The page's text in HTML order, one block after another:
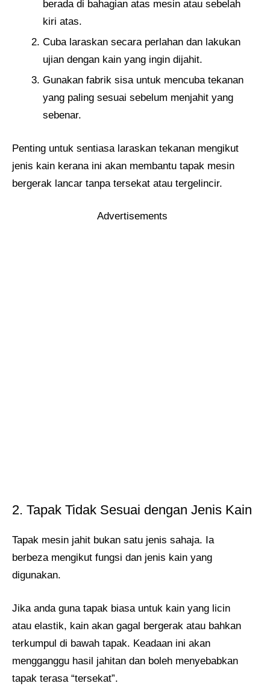
berada di bahagian atas mesin atau sebelah
kiri atas.
Cuba laraskan secara perlahan dan lakukan
ujian dengan kain yang ingin dijahit.
Gunakan fabrik sisa untuk mencuba tekanan
yang paling sesuai sebelum menjahit yang
sebenar.
Penting untuk sentiasa laraskan tekanan mengikut
jenis kain kerana ini akan membantu tapak mesin
bergerak lancar tanpa tersekat atau tergelincir.
Advertisements
2. Tapak Tidak Sesuai dengan Jenis Kain
Tapak mesin jahit bukan satu jenis sahaja. Ia
berbeza mengikut fungsi dan jenis kain yang
digunakan.
Jika anda guna tapak biasa untuk kain yang licin
atau elastik, kain akan gagal bergerak atau bahkan
terkumpul di bawah tapak. Keadaan ini akan
mengganggu hasil jahitan dan boleh menyebabkan
tapak terasa “tersekat”.